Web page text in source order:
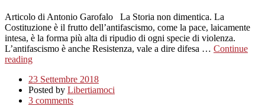
Articolo di Antonio Garofalo La Storia non dimentica. La
Costituzione è il frutto dell’antifascismo, come la pace, laicamente
intesa, è la forma più alta di ripudio di ogni specie di violenza.
L’antifascismo è anche Resistenza, vale a dire difesa … Continue
reading
23 Settembre 2018
Posted by Libertiamoci
3 comments